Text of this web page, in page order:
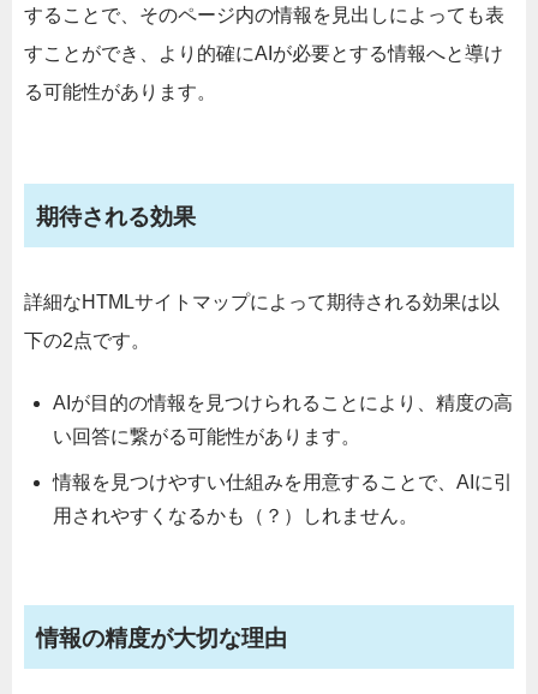
することで、そのページ内の情報を見出しによっても表
すことができ、より的確にAIが必要とする情報へと導け
る可能性があります。
期待される効果
詳細なHTMLサイトマップによって期待される効果は以
下の2点です。
AIが目的の情報を見つけられることにより、精度の高
い回答に繋がる可能性があります。
情報を見つけやすい仕組みを用意することで、AIに引
用されやすくなるかも（？）しれません。
情報の精度が大切な理由